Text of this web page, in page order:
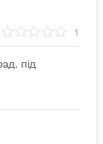
1
під